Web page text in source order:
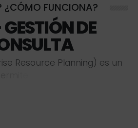
¿CÓMO FUNCIONA?
DE
ise Resource Planning) es un